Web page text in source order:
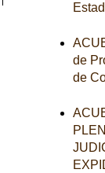
de
de